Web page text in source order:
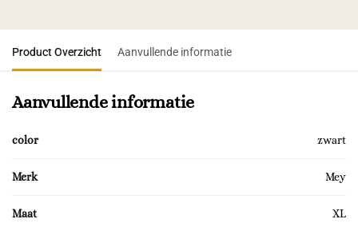
Product Overzicht Aanvullende informatie
Aanvullende informatie
color zwart
Merk Mey
Maat XL